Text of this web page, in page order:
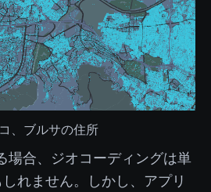
コ、ブルサの住所
場合、ジオコーディングは単
れません。しかし、アプリ